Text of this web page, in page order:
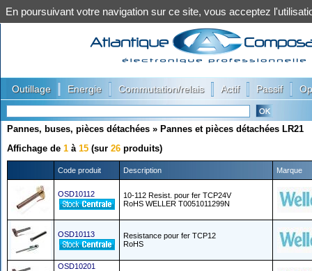
Outillage Energie Commutation/relais Actif Passif
Pannes, buses, pièces détachées » Pannes et pièces détachées LR21
Affichage de 1 à 15 (sur 26 produits)
Code produit Description Marque
OSD10112
10-112 Resist. pour fer TCP24V
RoHS WELLER T0051011299N
OSD10113
Resistance pour fer TCP12
RoHS
OSD10201
En poursuivant votre navigation sur ce site, vous acceptez